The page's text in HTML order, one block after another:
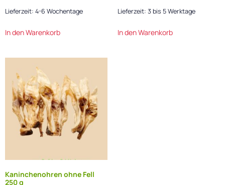
Lieferzeit: 4-6 Wochentage
In den Warenkorb
Lieferzeit: 3 bis 5 Werktage
In den Warenkorb
Kaninchenohren ohne Fell
250 g